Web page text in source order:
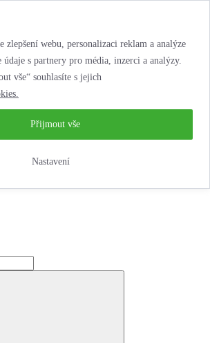
zlepšení webu, personalizaci reklam a analýze
s partnery pro média, inzerci a analýzy.
vše“ souhlasíte s jejich
Nastavení
Přijmout vše
jízda životem!